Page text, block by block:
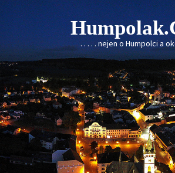
Skip
to
content
. . . . . nejen o Humpolci a